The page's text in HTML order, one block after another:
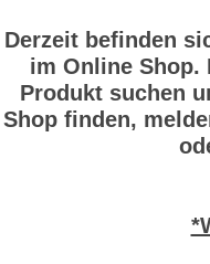
Derzeit befinden
im Online Shop.
Produkt suchen
Shop finden,